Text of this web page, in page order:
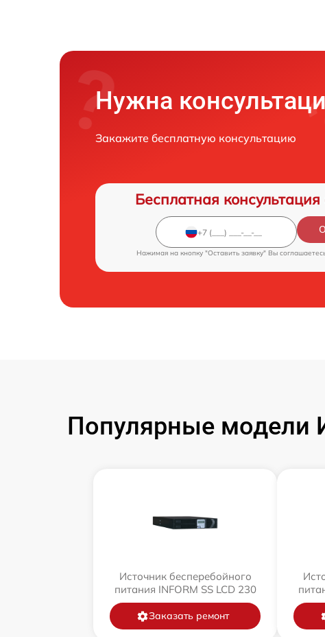
Нужна
Закажите бесплатную консультацию
Бесплатная
Нажимая на кнопку "Оставить заявку" Вы
Популярные модели
Источник бесперебойного
питания INFORM SS LCD 230
Заказать ремонт